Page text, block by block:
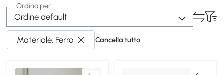
Ordina per
Ordine default
Materiale: Ferro Cancella tutto